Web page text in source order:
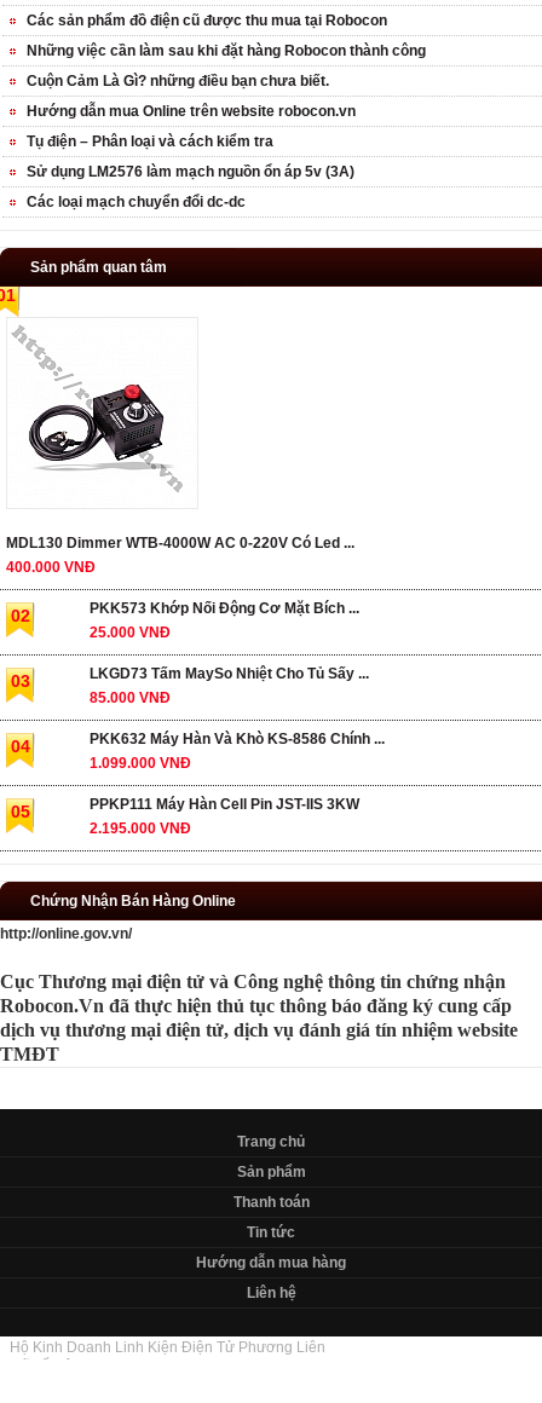
Các sản phẩm đồ điện cũ được thu mua tại Robocon
Những việc cần làm sau khi đặt hàng Robocon thành công
Cuộn Cảm Là Gì? những điều bạn chưa biết.
Hướng dẫn mua Online trên website robocon.vn
Tụ điện – Phân loại và cách kiểm tra
Sử dụng LM2576 làm mạch nguồn ổn áp 5v (3A)
Các loại mạch chuyển đổi dc-dc
Sản phẩm quan tâm
MDL130 Dimmer WTB-4000W AC 0-220V Có Led ...
400.000 VNĐ
02
PKK573 Khớp Nối Động Cơ Mặt Bích ...
25.000 VNĐ
03
LKGD73 Tấm MaySo Nhiệt Cho Tủ Sấy ...
85.000 VNĐ
04
PKK632 Máy Hàn Và Khò KS-8586 Chính ...
1.099.000 VNĐ
05
PPKP111 Máy Hàn Cell Pin JST-IIS 3KW
2.195.000 VNĐ
Chứng Nhận Bán Hàng Online
http://online.gov.vn/
Cục Thương mại điện tử và Công nghệ thông tin chứng nhận
Robocon.Vn đã thực hiện thủ tục thông báo đăng ký cung cấp
dịch vụ thương mại điện tử, dịch vụ đánh giá tín nhiệm website
TMĐT
Trang chủ
Sản phẩm
Thanh toán
Tin tức
Hướng dẫn mua hàng
Liên hệ
Hộ Kinh Doanh Linh Kiện Điện Tử Phương Liên